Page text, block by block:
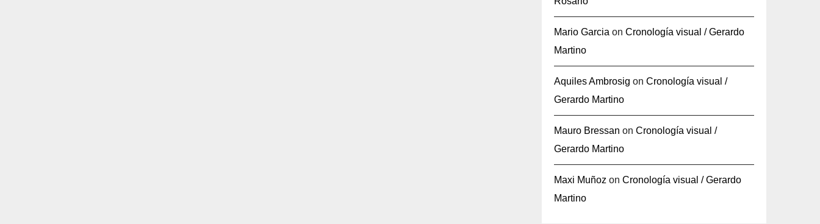
Mario Garcia on Cronología visual / Gerardo
Martino
Aquiles Ambrosig on Cronología visual /
Gerardo Martino
Mauro Bressan on Cronología visual /
Gerardo Martino
Maxi Muñoz on Cronología visual / Gerardo
Martino